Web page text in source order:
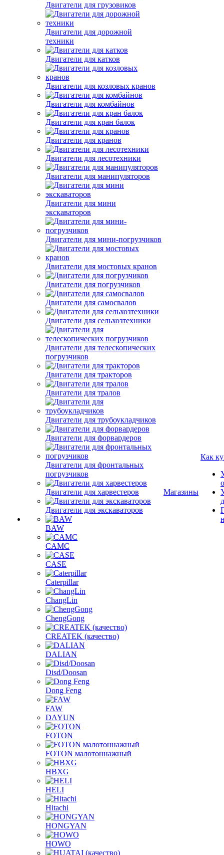
Двигатели для грузовиков
Двигатели для дорожной
техники
Двигатели для катков
Двигатели для козловых кранов
Двигатели для комбайнов
Двигатели для кран балок
Двигатели для кранов
Двигатели для лесотехники
Двигатели для манипуляторов
Двигатели для мини
экскаваторов
Двигатели для мини-погрузчиков
Двигатели для мостовых кранов
Двигатели для погрузчиков
Двигатели для самосвалов
Двигатели для сельхозтехники
Двигатели для телескопических
погрузчиков
Двигатели для тракторов
Двигатели для тралов
Двигатели для трубоукладчиков
Двигатели для форвардеров
Двигатели для фронтальных
погрузчиков
Двигатели для харвестеров
Двигатели для экскаваторов
BAW
CAMC
CASE
Caterpillar
ChangLin
ChengGong
CREATEK (качество)
DALIAN
Disd/Doosan
Dong Feng
FAW
DAYUN
FOTON
FOTON малотоннажный
HBXG
HELI
Hitachi
HONGYAN
HOWO
Магазины
Как